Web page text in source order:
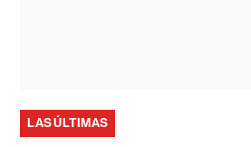
LAS ÚLTIMAS